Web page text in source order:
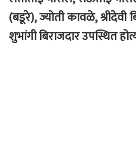
(बडूरे), ज्योती कावळे, श्रीदेवी
शुभांगी बिराजदार उपस्थित